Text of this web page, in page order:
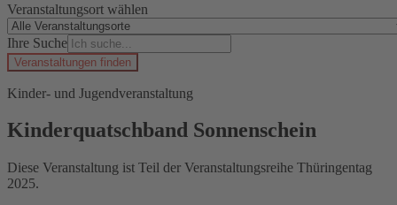
Veranstaltungsort wählen
Ihre Suche
Veranstaltungen finden
Kinder- und Jugendveranstaltung
Kinderquatschband Sonnenschein
Diese Veranstaltung ist Teil der Veranstaltungsreihe Thüringentag
2025.